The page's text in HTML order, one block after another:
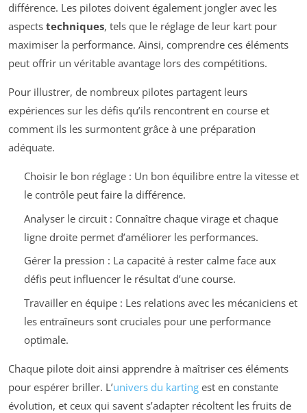
différence. Les pilotes doivent également jongler avec les
aspects techniques, tels que le réglage de leur kart pour
maximiser la performance. Ainsi, comprendre ces éléments
peut offrir un véritable avantage lors des compétitions.
Pour illustrer, de nombreux pilotes partagent leurs
expériences sur les défis qu’ils rencontrent en course et
comment ils les surmontent grâce à une préparation
adéquate.
Choisir le bon réglage : Un bon équilibre entre la vitesse et
le contrôle peut faire la différence.
Analyser le circuit : Connaître chaque virage et chaque
ligne droite permet d’améliorer les performances.
Gérer la pression : La capacité à rester calme face aux
défis peut influencer le résultat d’une course.
Travailler en équipe : Les relations avec les mécaniciens et
les entraîneurs sont cruciales pour une performance
optimale.
Chaque pilote doit ainsi apprendre à maîtriser ces éléments
pour espérer briller. L’univers du karting est en constante
évolution, et ceux qui savent s’adapter récoltent les fruits de